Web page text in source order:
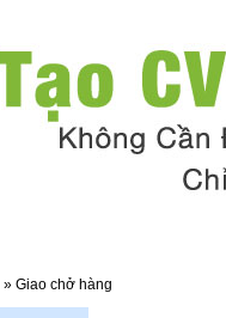
» Giao chở hàng